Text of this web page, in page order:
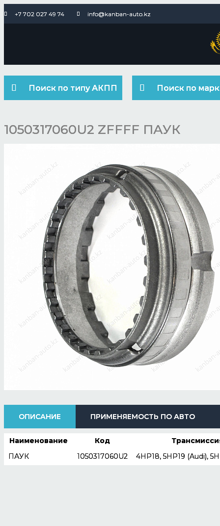
+7 702 027 49 74 info@kanban-auto.kz
Поиск по типу АКПП Поиск по
1050317060U2 ZFFFF ПАУК
ОПИСАНИЕ ПРИМЕНЯЕМОСТЬ ПО АВТО
Наименование Код
ПАУК
1050317060U2 4HP18, 5HP19 (Audi),